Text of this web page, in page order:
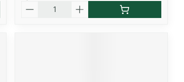
Quantité